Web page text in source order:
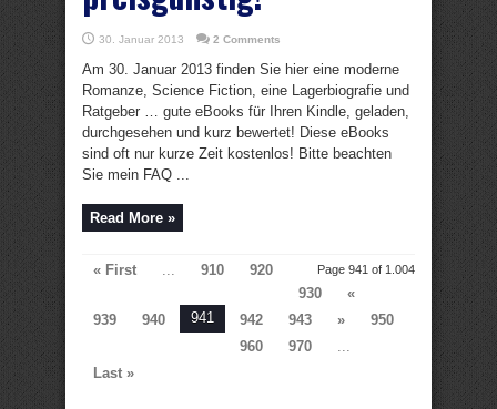
30. Januar 2013 2 Comments
Am 30. Januar 2013 finden Sie hier eine moderne
Romanze, Science Fiction, eine Lagerbiografie und
Ratgeber … gute eBooks für Ihren Kindle, geladen,
durchgesehen und kurz bewertet! Diese eBooks
sind oft nur kurze Zeit kostenlos! Bitte beachten
Sie mein FAQ ...
Read More »
Page 941 of 1.004
« First ... 910
920
930
«
939
940 941 942 943 »
950
960
970
...
Last »